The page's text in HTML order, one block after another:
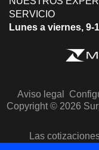
SERVICIO
Lunes a viernes, 9-
Aviso legal
Copyright © 2026
Las